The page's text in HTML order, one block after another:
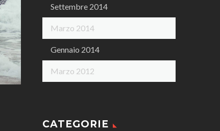
Settembre 2014
Marzo 2014
Gennaio 2014
Marzo 2012
CATEGORIE